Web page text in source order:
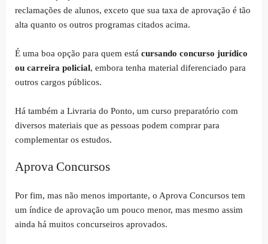
reclamações de alunos, exceto que sua taxa de aprovação é tão
alta quanto os outros programas citados acima.
É uma boa opção para quem está cursando concurso jurídico
ou carreira policial, embora tenha material diferenciado para
outros cargos públicos.
Há também a Livraria do Ponto, um curso preparatório com
diversos materiais que as pessoas podem comprar para
complementar os estudos.
Aprova Concursos
Por fim, mas não menos importante, o Aprova Concursos tem
um índice de aprovação um pouco menor, mas mesmo assim
ainda há muitos concurseiros aprovados.